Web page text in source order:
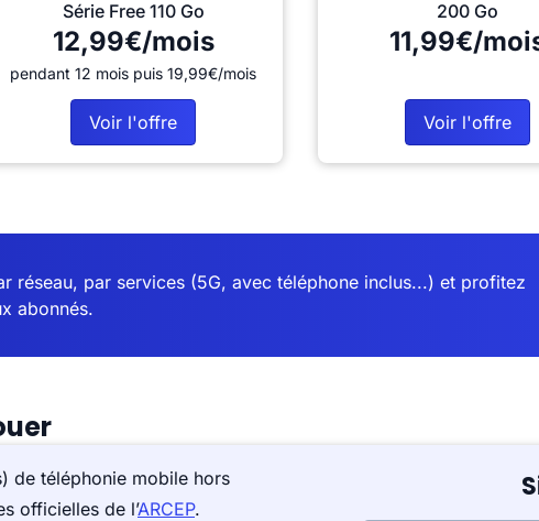
Série Free 110 Go
12,99€/mois
pendant 12 mois puis 19,99€/mois
Voir l'offre
200 Go
11,99€/
Voir l'offre
réseau, par services (5G, avec téléphone inclus...) et profitez
abonnés.
de téléphonie mobile hors
officielles de l’ARCEP.